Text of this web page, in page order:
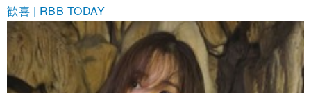
歓喜 | RBB TODAY